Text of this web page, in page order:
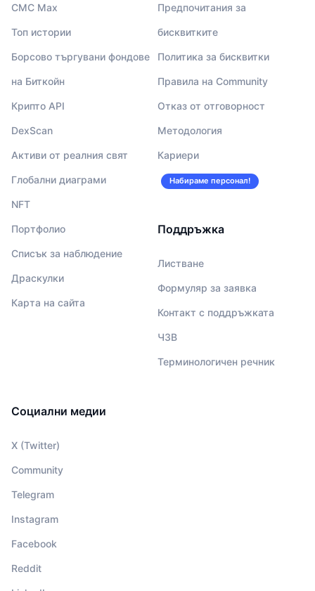
CMC Max
Топ истории
Борсово търгувани фондове
на Биткойн
Крипто API
DexScan
Активи от реалния свят
Глобални диаграми
NFT
Портфолио
Списък за наблюдение
Драскулки
Карта на сайта
Предпочитания за
бисквитките
Политика за бисквитки
Правила на Community
Отказ от отговорност
Методология
Кариери
Набираме персонал!
Поддръжка
Листване
Формуляр за заявка
Контакт с поддръжката
ЧЗВ
Терминологичен речник
Социални медии
X (Twitter)
Community
Telegram
Instagram
Facebook
Reddit